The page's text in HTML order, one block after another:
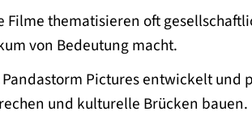
Filme thematisieren oft
von Bedeutung macht.
Pandastorm Pictures entwickelt und
und kulturelle Brücken bauen.